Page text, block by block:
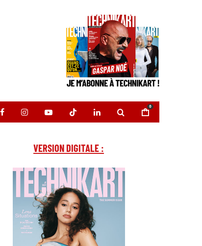
0
VERSION DIGITALE :